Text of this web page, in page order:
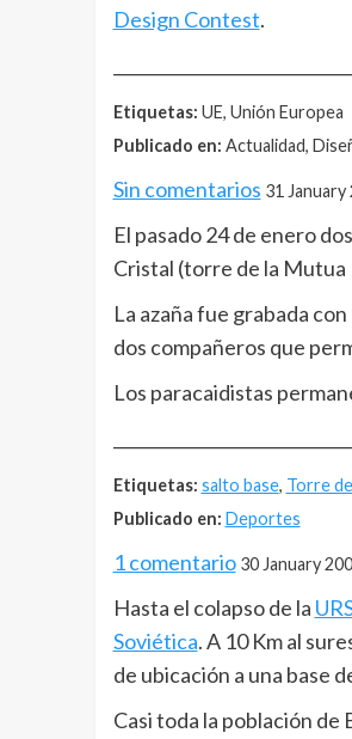
Design Contest.
Etiquetas: UE, Unión Europea
Publicado en: Actualidad,
Sin comentarios 31
El pasado 24 de enero
Cristal (torre de la Mutua
La azaña fue grabada
dos compañeros que
Los paracaidistas
Etiquetas: salto base, Torre
Publicado en: Deportes
1 comentario 30 January
Hasta el colapso de la
Soviética. A 10 Km al
de ubicación a una base
Casi toda la población de